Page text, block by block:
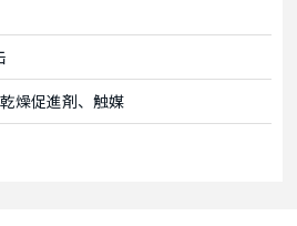
燥促進剤、触媒